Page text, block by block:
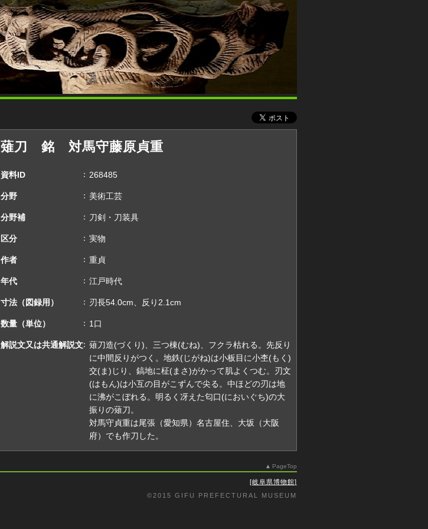
薙刀 銘 対馬守藤原貞重
資料ID 268485
分野 美術工芸
分野補 刀剣・刀装具
区分 実物
作者 重貞
年代 江戸時代
寸法（図録用） 刃長54.0cm、反り2.1cm
数量（単位） 1口
解説文又は共通解説文
薙刀造(づくり)、三つ棟(むね)、フクラ枯れる。先反り
に中間反りがつく。地鉄(じがね)は小板目に小杢(もく)
交(ま)じり、鎬地に柾(まさ)がかって肌よくつむ。刃文
(はもん)は小互の目がこずんで尖る。中ほどの刃は地
に沸がこぼれる。明るく冴えた匂口(においぐち)の大
振りの薙刀。
対馬守貞重は尾張（愛知県）名古屋住、大坂（大阪
府）でも作刀した。
PageTop
岐阜県博物館
©️2015 GIFU PREFECTURAL MUSEUM